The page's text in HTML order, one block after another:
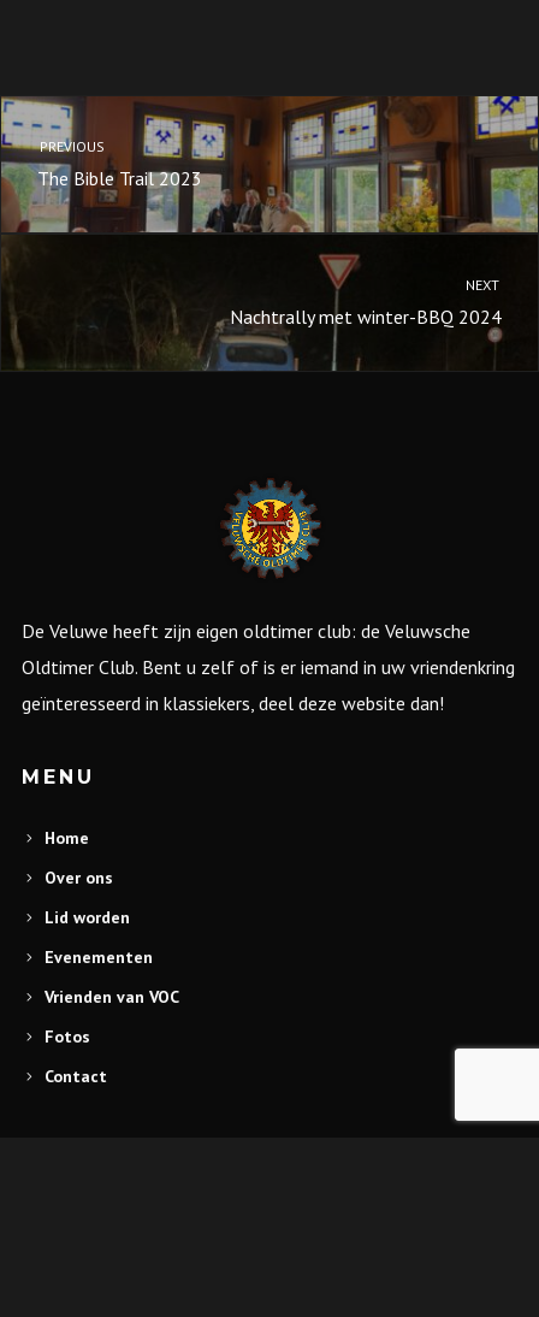
PREVIOUS
The Bible Trail 2023
NEXT
Nachtrally met winter-BBQ 2024
De Veluwe heeft zijn eigen oldtimer club: de Veluwsche
Oldtimer Club. Bent u zelf of is er iemand in uw vriendenkring
geïnteresseerd in klassiekers, deel deze website dan!
MENU
Home
Over ons
Lid worden
Evenementen
Vrienden van VOC
Fotos
Contact